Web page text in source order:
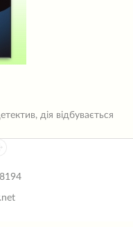
дія відбувається